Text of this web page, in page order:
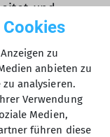
und
dass ich
Absenden
zu
anbieten zu
analysieren.
Verwendung
Medien,
führen diese